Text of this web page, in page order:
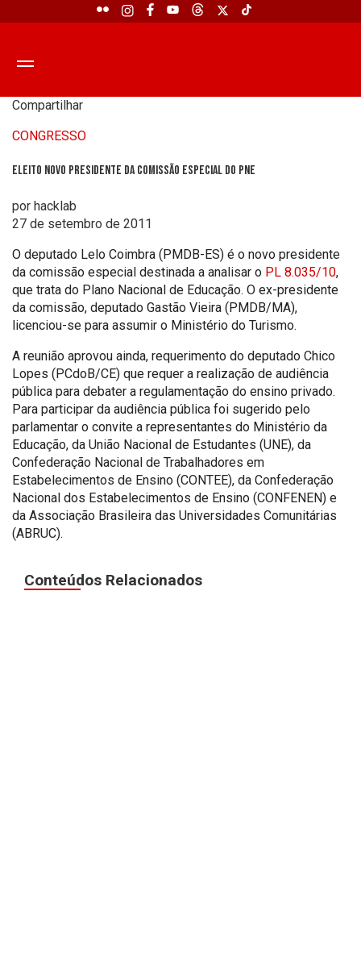
Compartilhar
CONGRESSO
Eleito novo presidente da Comissão Especial do PNE
por hacklab
27 de setembro de 2011
O deputado Lelo Coimbra (PMDB-ES) é o novo presidente
da comissão especial destinada a analisar o PL 8.035/10,
que trata do Plano Nacional de Educação. O ex-presidente
da comissão, deputado Gastão Vieira (PMDB/MA),
licenciou-se para assumir o Ministério do Turismo.
A reunião aprovou ainda, requerimento do deputado Chico
Lopes (PCdoB/CE) que requer a realização de audiência
pública para debater a regulamentação do ensino privado.
Para participar da audiência pública foi sugerido pelo
parlamentar o convite a representantes do Ministério da
Educação, da União Nacional de Estudantes (UNE), da
Confederação Nacional de Trabalhadores em
Estabelecimentos de Ensino (CONTEE), da Confederação
Nacional dos Estabelecimentos de Ensino (CONFENEN) e
da Associação Brasileira das Universidades Comunitárias
(ABRUC).
Conteúdos Relacionados